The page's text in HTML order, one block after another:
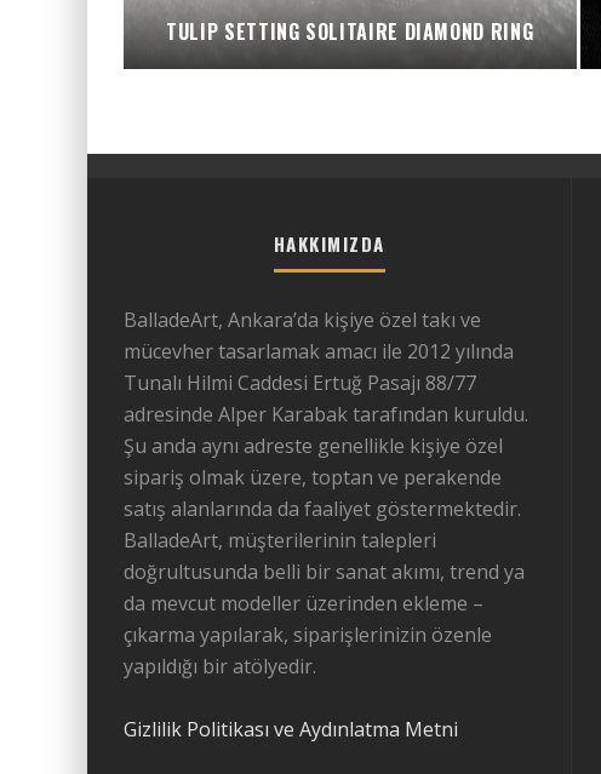
TULIP SETTING SOLITAIRE DIAMOND RING
HAKKIMIZDA
BalladeArt, Ankara’da kişiye özel takı ve
mücevher tasarlamak amacı ile 2012 yılında
Tunalı Hilmi Caddesi Ertuğ Pasajı 88/77
adresinde Alper Karabak tarafından kuruldu.
Şu anda aynı adreste genellikle kişiye özel
sipariş olmak üzere, toptan ve perakende
satış alanlarında da faaliyet göstermektedir.
BalladeArt, müşterilerinin talepleri
doğrultusunda belli bir sanat akımı, trend ya
da mevcut modeller üzerinden ekleme –
çıkarma yapılarak, siparişlerinizin özenle
yapıldığı bir atölyedir.
Gizlilik Politikası ve Aydınlatma Metni